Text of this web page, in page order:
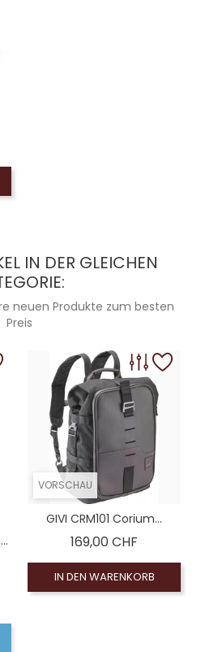
IN DER GLEICHEN
neuen Produkte zum besten
Preis
VORSCHAU
GIVI CRM101 Corium...
169,00 CHF
IN DEN WARENKORB